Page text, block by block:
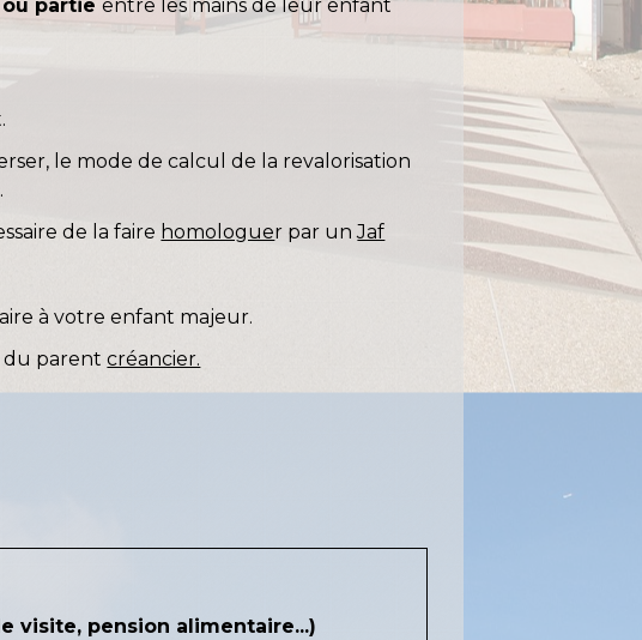
partieentre les mains de leur enfant
le mode de calcul de la revalorisation
de la faire homologuer par unJaf
à votre enfant majeur.
du parentcréancier.
visite, pension alimentaire...)